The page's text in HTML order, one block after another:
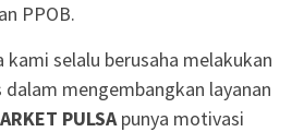
PPOB.
selalu berusaha melakukan
mengembangkan layanan
PULSApunya motivasi